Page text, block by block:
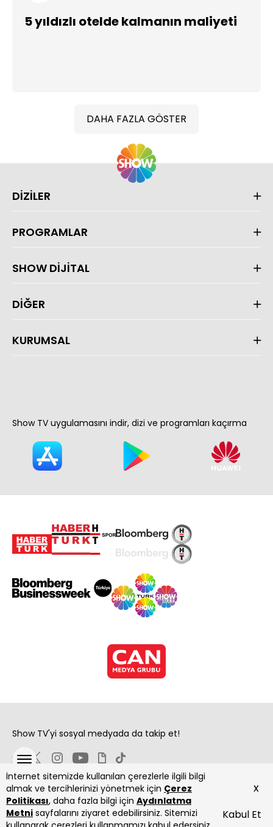
5 yıldızlı otelde kalmanın maliyeti
DAHA FAZLA GÖSTER
İnternet sitemizde kullanılan çerezlerle ilgili bilgi
almak ve tercihlerinizi yönetmek için Çerez
Politikası, daha fazla bilgi için Aydınlatma
Metni sayfalarını ziyaret edebilirsiniz. Sitemizi
Kabul Et
x
DİZİLER
PROGRAMLAR
SHOW DİJİTAL
DİĞER
KURUMSAL
Show TV uygulamasını indir, dizi ve programları kaçırma
Show TV'yi sosyal medyada da takip et!
Copyright 2026 Show Televizyon Yayıncılık A.Ş.